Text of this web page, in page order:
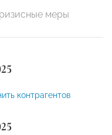
меры
контрагентов